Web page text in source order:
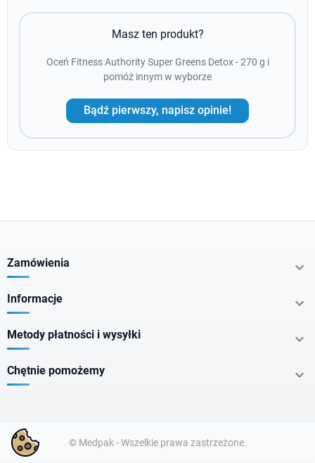
Masz ten produkt?
Oceń Fitness Authority Super Greens Detox - 270 g i
pomóż innym w wyborze
Bądź pierwszy, napisz opinie!
Zamówienia 
Informacje 
Metody płatności i wysyłki 
Chętnie pomożemy 
© Medpak - Wszelkie prawa zastrzeżone.